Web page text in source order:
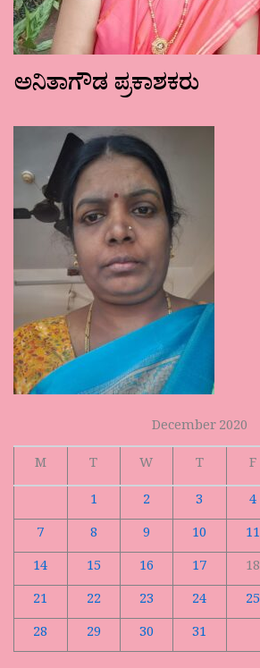
ಅನಿತಾಗೌಡ ಪ್ರಕಾಶಕರು
December 2020
M
T W T F
1
2 3 4
7
8 9 10 11
14
15 16 17 18
21
22 23 24 25
28
29 30 31